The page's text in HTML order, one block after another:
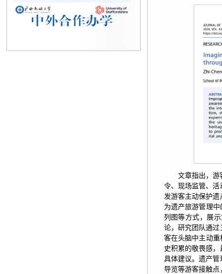
文章指出，游
令、现场监管、
发游客主动保护
为遗产旅游管理
列图等方式，展
论，研究团队通
客在头脑中主动
史积累的敬畏感
具体建议。遗产
导览等游客接触